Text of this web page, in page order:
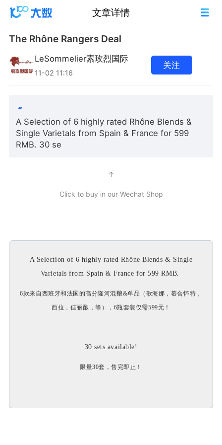
文章详情
The Rhône Rangers Deal
LeSommelier索玫烈国际
11-02 11:16
关注
A Selection of 6 highly rated Rhône Blends &
Single Varietals from Spain & France for 599
RMB. 30 se
↑
Click to buy in our Wechat Shop
A Selection of 6 highly rated Rhône Blends & Single
Varietals from Spain & France for 599 RMB.
6款来自西班牙和法国的高分隆河混酿&单品（歌海娜，慕合怀特，
西拉，佳丽酿，等），6瓶套装仅需599元！
30 sets available!
限量30套，售完即止！